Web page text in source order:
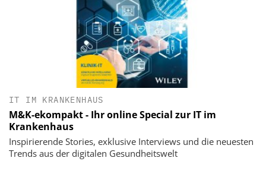
IT IM KRANKENHAUS
M&K-ekompakt - Ihr online Special zur IT im
Krankenhaus
Inspirierende Stories, exklusive Interviews und die neuesten
Trends aus der digitalen Gesundheitswelt